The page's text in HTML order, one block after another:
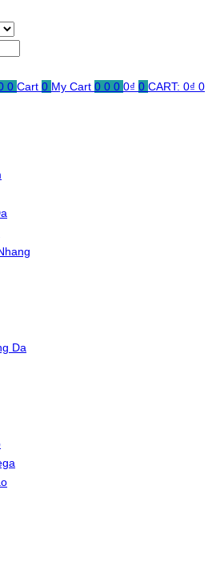
0 Cart 0 My Cart 0 0 0 0₫ 0 CART: 0₫ 0
Da